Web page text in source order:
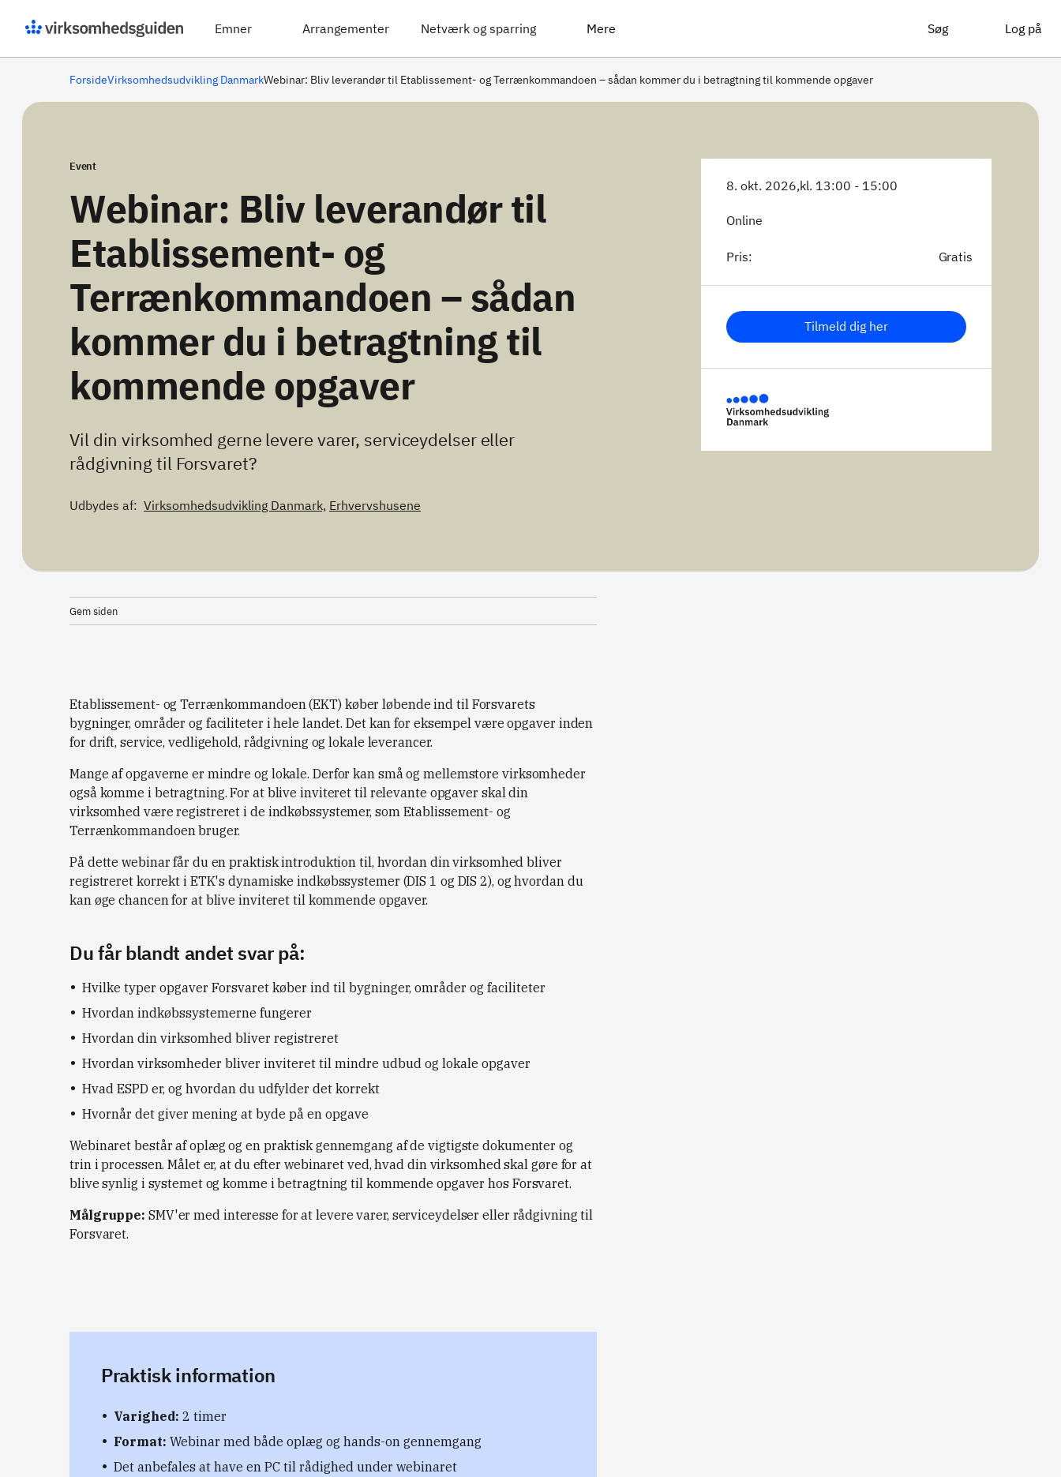
Emner Arrangementer Netværk og sparring Mere Søg Log på
ForsideVirksomhedsudvikling DanmarkWebinar: Bliv leverandør til Etablissement- og Terrænkommandoen – sådan kommer du i betragtning til kommende opgaver
Event
Webinar: Bliv leverandør til
Etablissement- og
Terrænkommandoen – sådan
kommer du i betragtning til
kommende opgaver
Vil din virksomhed gerne levere varer, serviceydelser eller
rådgivning til Forsvaret?
Udbydes af: Virksomhedsudvikling Danmark, Erhvervshusene
8. okt. 2026,kl. 13:00 - 15:00
Online
Pris: Gratis
Tilmeld dig her
Gem siden
Etablissement- og Terrænkommandoen (EKT) køber løbende ind til Forsvarets
bygninger, områder og faciliteter i hele landet. Det kan for eksempel være opgaver inden
for drift, service, vedligehold, rådgivning og lokale leverancer.
Mange af opgaverne er mindre og lokale. Derfor kan små og mellemstore virksomheder
også komme i betragtning. For at blive inviteret til relevante opgaver skal din
virksomhed være registreret i de indkøbssystemer, som Etablissement- og
Terrænkommandoen bruger.
På dette webinar får du en praktisk introduktion til, hvordan din virksomhed bliver
registreret korrekt i ETK's dynamiske indkøbssystemer (DIS 1 og DIS 2), og hvordan du
kan øge chancen for at blive inviteret til kommende opgaver.
Du får blandt andet svar på:
Hvilke typer opgaver Forsvaret køber ind til bygninger, områder og faciliteter
Hvordan indkøbssystemerne fungerer
Hvordan din virksomhed bliver registreret
Hvordan virksomheder bliver inviteret til mindre udbud og lokale opgaver
Hvad ESPD er, og hvordan du udfylder det korrekt
Hvornår det giver mening at byde på en opgave
Webinaret består af oplæg og en praktisk gennemgang af de vigtigste dokumenter og
trin i processen. Målet er, at du efter webinaret ved, hvad din virksomhed skal gøre for at
blive synlig i systemet og komme i betragtning til kommende opgaver hos Forsvaret.
Målgruppe: SMV'er med interesse for at levere varer, serviceydelser eller rådgivning til
Forsvaret.
Praktisk information
Varighed: 2 timer
Format: Webinar med både oplæg og hands-on gennemgang
Det anbefales at have en PC til rådighed under webinaret